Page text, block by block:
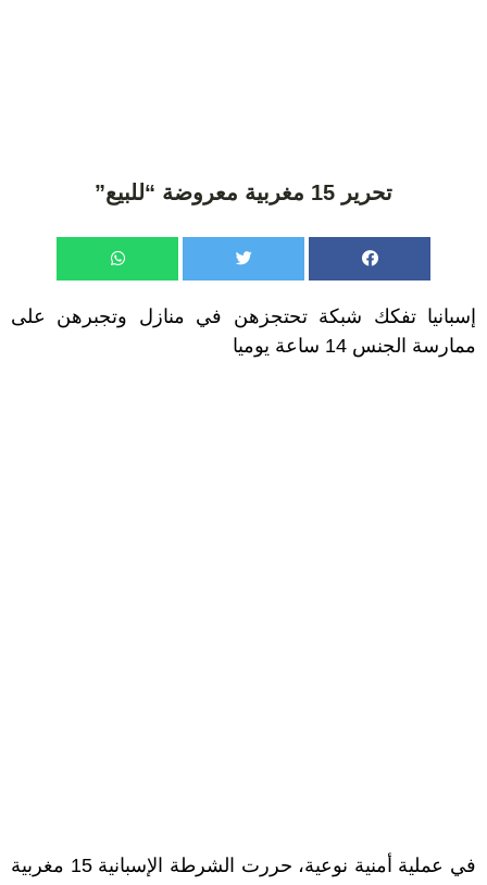
تحرير 15 مغربية معروضة “للبيع”
إسبانيا تفكك شبكة تحتجزهن في منازل وتجبرهن على
ممارسة الجنس 14 ساعة يوميا
في عملية أمنية نوعية، حررت الشرطة الإسبانية 15 مغربية